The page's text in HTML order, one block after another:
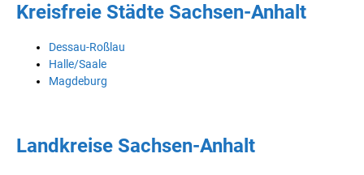
Kreisfreie Städte Sachsen-Anhalt
Dessau-Roßlau
Halle/Saale
Magdeburg
Landkreise Sachsen-Anhalt